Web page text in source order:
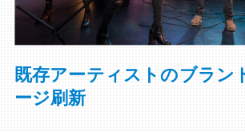
既存アーティストのブラン
ージ刷新